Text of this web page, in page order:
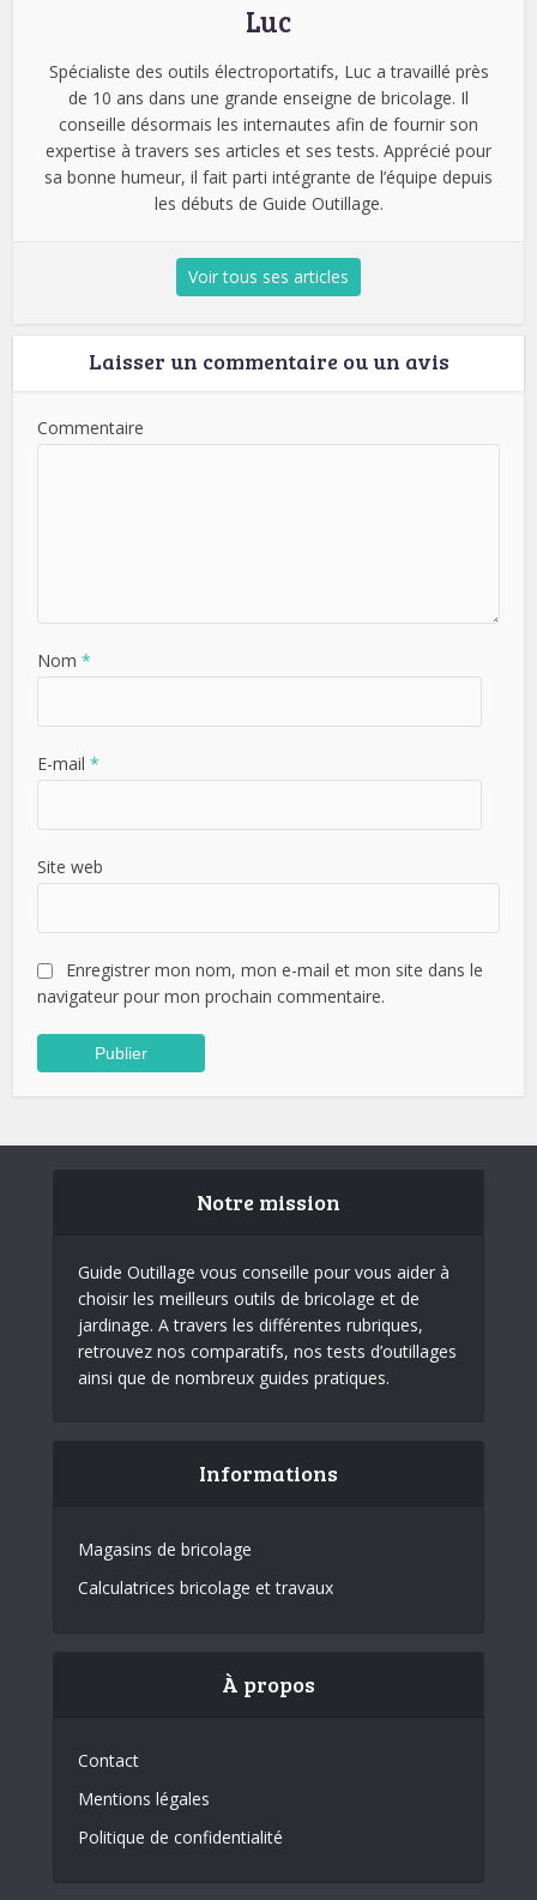
Luc
Spécialiste des outils électroportatifs, Luc a travaillé près
de 10 ans dans une grande enseigne de bricolage. Il
conseille désormais les internautes afin de fournir son
expertise à travers ses articles et ses tests. Apprécié pour
sa bonne humeur, il fait parti intégrante de l’équipe depuis
les débuts de Guide Outillage.
Voir tous ses articles
Laisser un commentaire ou un avis
Commentaire
Nom*
E-mail*
Site web
Enregistrer mon nom, mon e-mail et mon site dans le
navigateur pour mon prochain commentaire.
Notre mission
Guide Outillage vous conseille pour vous aider à
choisir les meilleurs outils de bricolage et de
jardinage. A travers les différentes rubriques,
retrouvez nos comparatifs, nos tests d’outillages
ainsi que de nombreux guides pratiques.
Informations
Magasins de bricolage
Calculatrices bricolage et travaux
À propos
Contact
Mentions légales
Politique de confidentialité